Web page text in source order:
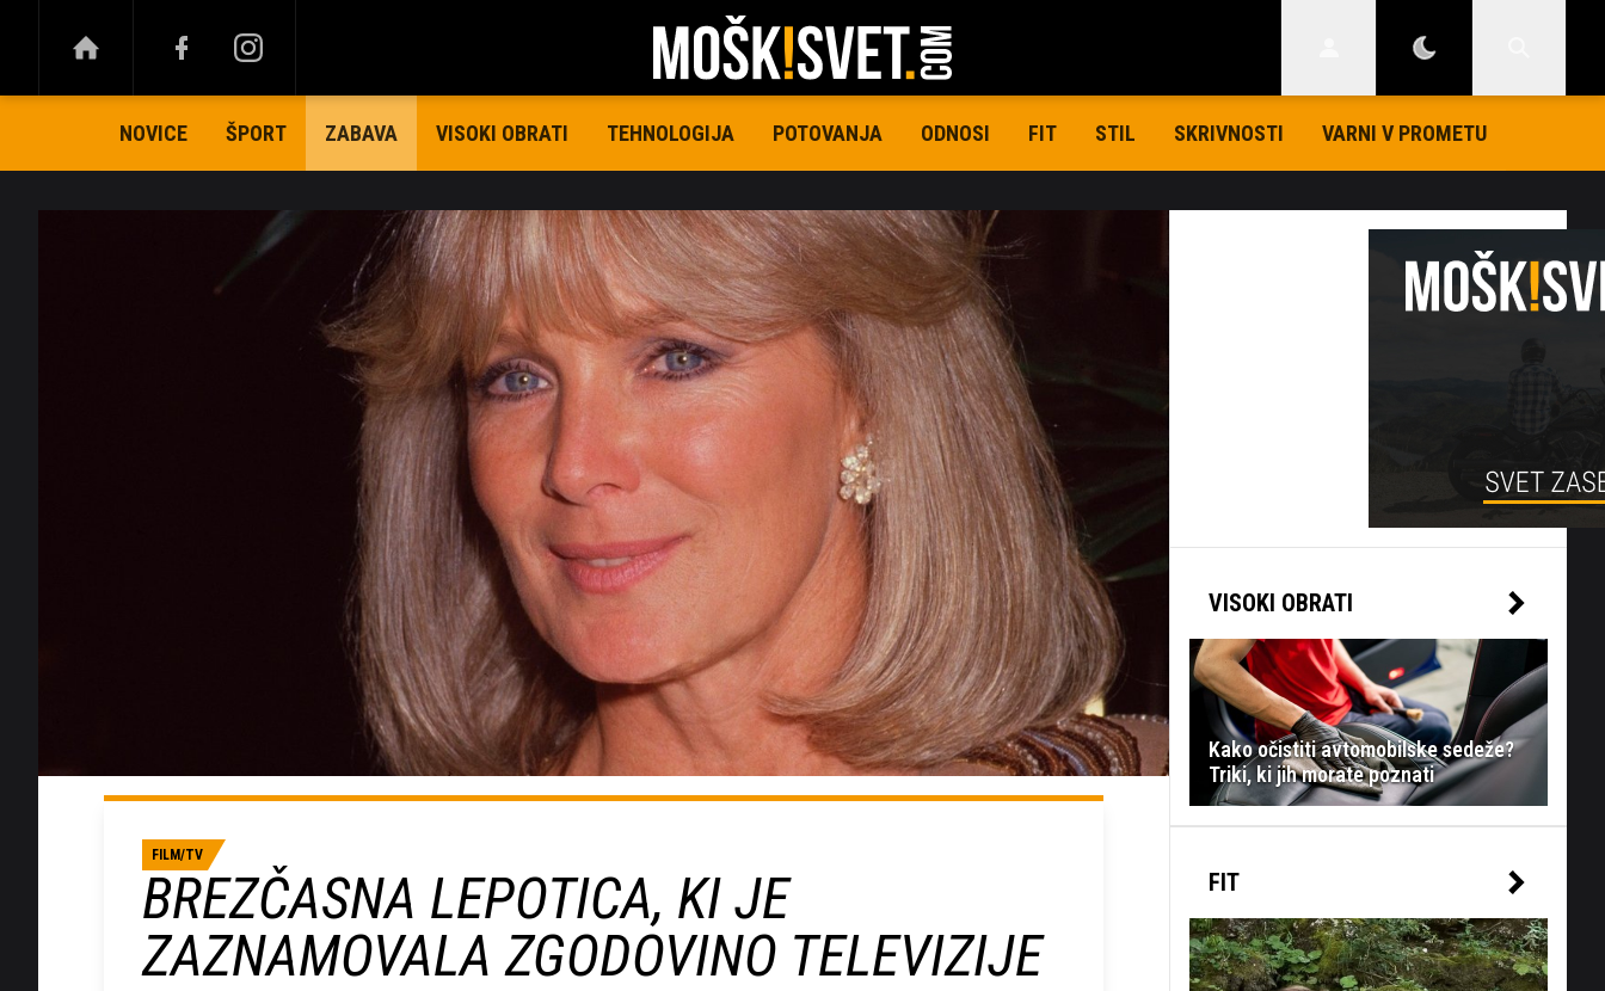
NOVICE ŠPORT ZABAVA VISOKI OBRATI TEHNOLOGIJA POTOVANJA ODNOSI FIT STIL SKRIVNOSTI VARNI V PROMETU
FILM/TV
BREZČASNA LEPOTICA, KI JE
ZAZNAMOVALA ZGODOVINO TELEVIZIJE
VISOKI OBRATI
Kako očistiti avtomobilske sedeže?
Triki, ki jih morate poznati
FIT